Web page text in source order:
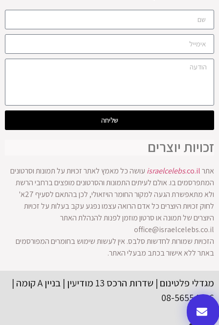
שליחה
זכויות יוצרים
אתר israelcelebs.co.il
עושה כל מאמץ לאתר זכויות על תמונות וסרטונים
המתפרסמים בו. אולם לעיתים התמונות והסרטונים מופצים ברחבי הרשת
ולא מתאפשרת הגעה למקור החומר הויזאולי, לכן בהתאם לסעיף 27א'
לחוק זכויות היוצרים כל אדם הרואה עצמו נפגע עקב בעלות על זכויות
היוצרים של תמונה או סרטון מוזמן לפנות להנהלת האתר
office@israelcelebs.co.il
הזכויות שמורות לחדשות סלבס. אין לעשות שימוש בחומרים המפורסמים
באתר ללא אישור בכתב מבעלי האתר.
מגדלי פלטינום | שדרות הרכס 13 מודיעין | בניין A קומה |
08-56554416